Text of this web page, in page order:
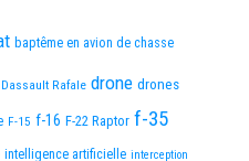
baptême en avion de chasse
Dassault Rafale drone drones
F-15 f-16 F-22 Raptor f-35
intelligence artificielle interception